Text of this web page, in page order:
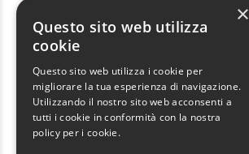
×
Questo sito web utilizza
cookie
Questo sito web utilizza i cookie per
migliorare la tua esperienza di navigazione.
Utilizzando il nostro sito web acconsenti a
tutti i cookie in conformità con la nostra
policy per i cookie.